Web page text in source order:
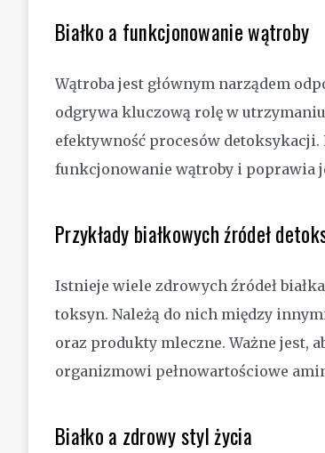
Białko a funkcjonowanie wątroby
Wątroba jest głównym narządem
odgrywa kluczową rolę w
efektywność procesów detoksykacji.
funkcjonowanie wątroby i poprawia
Przykłady białkowych źródeł
Istnieje wiele zdrowych źródeł
toksyn. Należą do nich między
oraz produkty mleczne. Ważne jest,
organizmowi pełnowartościowe
Białko a zdrowy styl życia